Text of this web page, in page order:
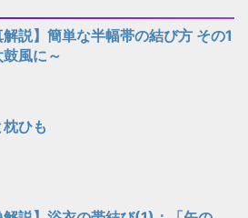
解説】簡単な半幅帯の結び方 その1
鼓風に～
ひも